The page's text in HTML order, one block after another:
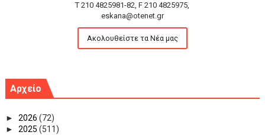
T 210 4825981-82, F 210 4825975,
eskana@otenet.gr
Ακολουθείστε τα Νέα μας
Αρχείο
► 2026 (72)
► 2025 (511)